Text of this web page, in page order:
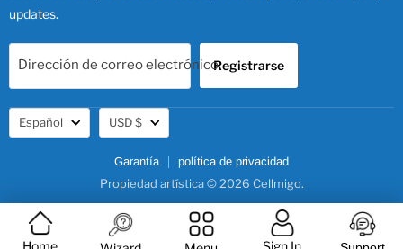
Home Sign In
updates.
Dirección de correo electrónicoRegistrarse
Garantía política de privacidad
Propiedad artística © 2026 Cellmigo.
Idioma
Español Moneda
USD $